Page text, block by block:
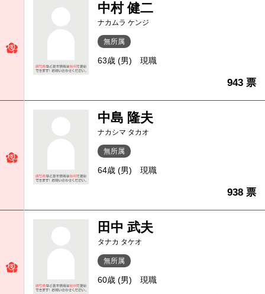
中村 健二
ナカムラ ケンジ
無所属
63歳 (男) 現職
943 票
中島 隆夫
ナカシマ タカオ
無所属
64歳 (男) 現職
938 票
田中 武夫
タナカ タケオ
無所属
60歳 (男) 現職